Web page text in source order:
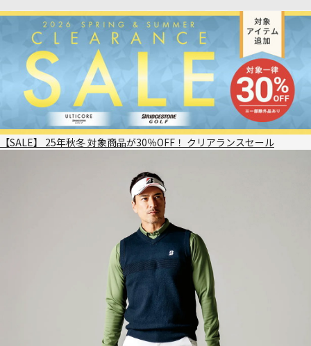
【SALE】 25年秋冬 対象商品が30％OFF！ クリアランスセール